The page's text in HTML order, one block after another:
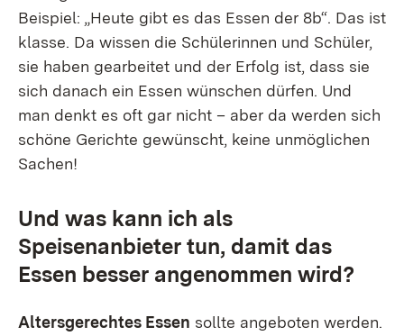
Beispiel: „Heute gibt es das Essen der 8b“. Das ist
klasse. Da wissen die Schülerinnen und Schüler,
sie haben gearbeitet und der Erfolg ist, dass sie
sich danach ein Essen wünschen dürfen. Und
man denkt es oft gar nicht – aber da werden sich
schöne Gerichte gewünscht, keine unmöglichen
Sachen!
Und was kann ich als
Speisenanbieter tun, damit das
Essen besser angenommen wird?
Altersgerechtes Essen sollte angeboten werden.